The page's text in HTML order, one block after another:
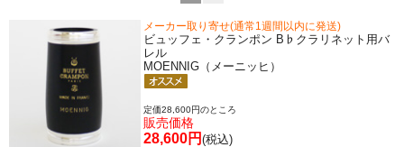
メーカー取り寄せ(通常1週間以内に発送)
ビュッフェ・クランポン B♭クラリネット用バ
レル
MOENNIG（メーニッヒ）
定価28,600円のところ
販売価格
28,600円 (税込)